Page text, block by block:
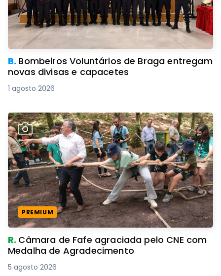
B. Bombeiros Voluntários de Braga entregam
novas divisas e capacetes
1 agosto 2026
PREMIUM
R. Câmara de Fafe agraciada pelo CNE com
Medalha de Agradecimento
5 agosto 2026